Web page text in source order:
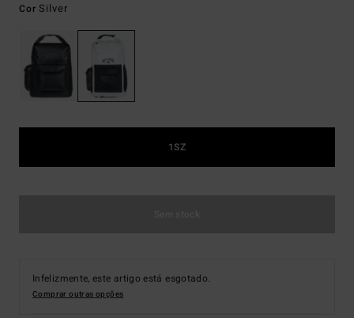
Cor Silver
1SZ
Infelizmente, este artigo está esgotado.
Comprar outras opções